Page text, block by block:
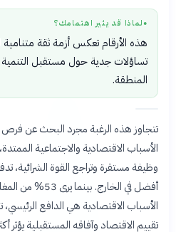
● لماذا قد يثير اهتمامك؟
هذه الأرقام تعكس أزمة ثقة
تساؤلات جدية حول مستقبل التنمية
المنطقة.
تتجاوز هذه الرغبة مجرد البحث عن فرص
الأسباب الاقتصادية والاجتماعية
وظيفة مستقرة وتراجع القوة
أفضل في الخارج.
الأسباب الاقتصادية هي الدافع الرئيسي،
تقييم الاقتصاد وآفاقه المستقبلية يؤثر